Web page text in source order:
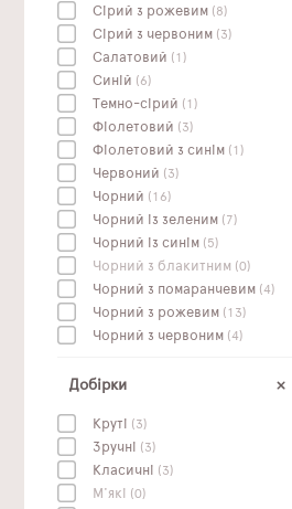
Сірий з рожевим (8)
Сірий з червоним (3)
Салатовий (1)
Синій (6)
Темно-сірий (1)
Фіолетовий (3)
Фіолетовий з синім (1)
Червоний (3)
Чорний (16)
Чорний із зеленим (7)
Чорний із синім (5)
Чорний з блакитним (0)
Чорний з помаранчевим (4)
Чорний з рожевим (13)
Чорний з червоним (4)
Добірки
Круті (3)
Зручні (3)
Класичні (3)
М'які (0)